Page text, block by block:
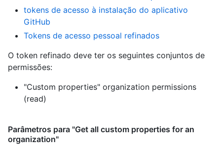
tokens de acesso à instalação do aplicativo
GitHub
Tokens de acesso pessoal refinados
O token refinado deve ter os seguintes conjuntos de
permissões:
"Custom properties" organization permissions
(read)
Parâmetros para "Get all custom properties for an
organization"